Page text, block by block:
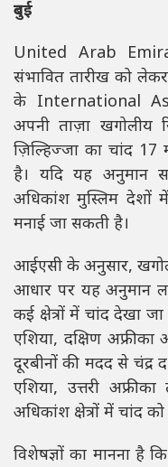
दुबई
United Arab
संभावित तारीख को
के International
अपनी ताज़ा खगोलीय
ज़िल्हिज्जा का चांद 17
है। यदि यह अनुमान
अधिकांश मुस्लिम देशों
मनाई जा सकती है।
आईएसी के अनुसार,
आधार पर यह अनुमान
कई क्षेत्रों में चांद देखा जा
एशिया, दक्षिण
दूरबीनों की मदद से चंद्र
एशिया, उत्तरी
अधिकांश क्षेत्रों में चांद
विशेषज्ञों का मानना है